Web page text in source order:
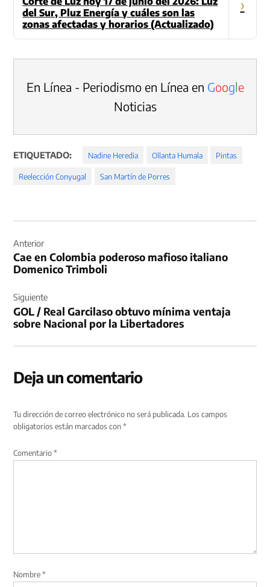
del Sur, Pluz Energía y cuáles son las
zonas afectadas y horarios (Actualizado)
›
En Línea - Periodismo en Línea en Google
Noticias
ETIQUETADO: Nadine Heredia Ollanta Humala Pintas
Reelección Conyugal San Martín de Porres
de
entradas
Anterior
Cae en Colombia poderoso mafioso italiano
Domenico Trimboli
Siguiente
GOL / Real Garcilaso obtuvo mínima ventaja
sobre Nacional por la Libertadores
Deja un comentario
Tu dirección de correo electrónico no será publicada. Los campos
obligatorios están marcados con*
Comentario*
Nombre*